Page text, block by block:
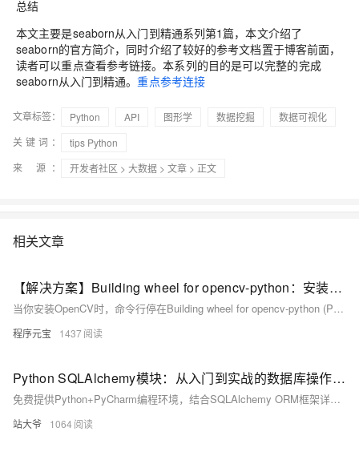
总结
本文主要是seaborn从入门到精通系列第1篇，本文介绍了
seaborn的官方简介，同时介绍了较好的参考文档置于博客前面，
读者可以重点查看参考链接。本系列的目的是可以完整的完成
seaborn从入门到精通。重点参考连接
文章标签： Python API 图形学 数据挖掘
数据可视化
关键词：
tips Python
来 源：
开发者社区 > 大数据 > 文章 > 正文
相关文章
【解决方案】Building wheel for opencv-python：安装卡顿的原因与解决方案
当你安装OpenCV时，命令行停在Building wheel for opencv-python (PEP 517) ... -似乎卡住了。这并非程序假死，而是其编译耗时巨大。本文将揭示原因，并提供优化安装体验的实用方法。
程序元宝 1437
Python SQLAlchemy模块：从入门到实战的数据库操作指南
免费提供Python+PyCharm编程环境，结合SQLAlchemy ORM框架详解数据库开发。涵盖连接配置、模型定义、CRUD操作、事务控制及Alembic迁移工具，以电商订单系统为例，深入讲解高并发场景下的性能优化与最佳实践，助你高效构建数据驱动应用。
站大爷 1064